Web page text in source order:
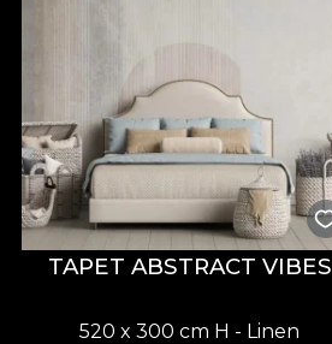
TAPET ABSTRACT VIBES
520 x 300 cm H - Linen